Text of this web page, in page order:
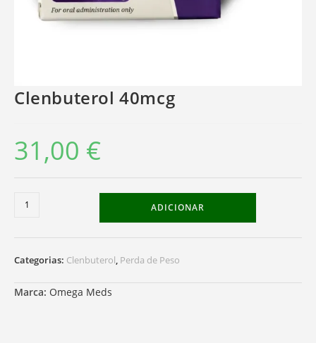
Clenbuterol 40mcg
31,00 €
Quantidade
ADICIONAR
Categorias: Clenbuterol, Perda de Peso
Marca: Omega Meds